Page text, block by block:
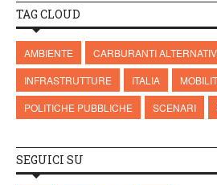
TAG CLOUD
AMBIENTE CARBURANTI
INFRASTRUTTURE
ITALIA
POLITICHE PUBBLICHE
SCENARI
SEGUICI SU